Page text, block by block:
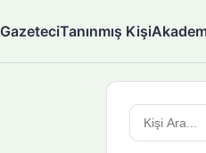
GazeteciTanınmış Kişi
Arama
yapın: